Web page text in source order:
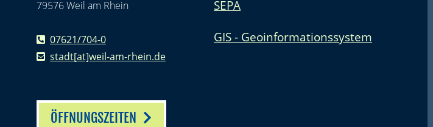
79576 Weil am Rhein
07621/704-0
stadt[at]weil-am-rhein.de
ÖFFNUNGSZEITEN
SEPA
GIS - Geoinformationssystem